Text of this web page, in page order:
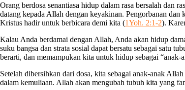
Orang berdosa senantiasa hidup dalam rasa bersalah dan
datang kepada Allah dengan keyakinan. Pengorbanan
Kristus hadir untuk berbicara demi kita (1Yoh. 2:1-2).
Kalau Anda berdamai dengan Allah, Anda akan hidup
suku bangsa dan strata sosial dapat bersatu sebagai satu
berarti, dan memampukan kita untuk hidup sebagai
Setelah dibersihkan dari dosa, kita sebagai anak-anak
dalam kemuliaan. Allah akan mengubah tubuh kita yang